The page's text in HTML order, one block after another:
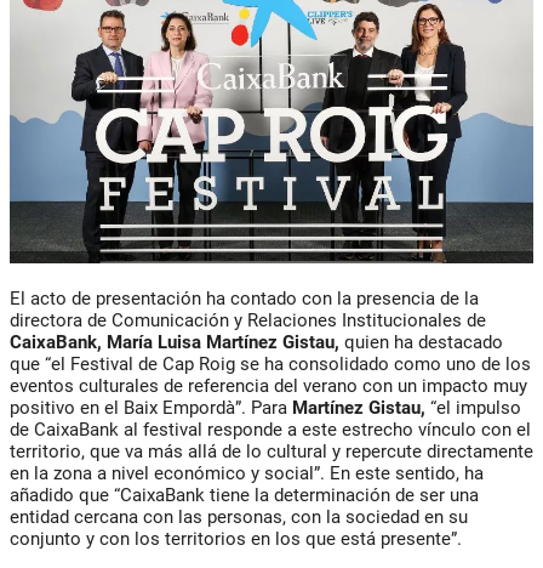
El acto de presentación ha contado con la presencia de la
directora de Comunicación y Relaciones Institucionales de
CaixaBank, María Luisa Martínez Gistau, quien ha destacado
que “el Festival de Cap Roig se ha consolidado como uno de los
eventos culturales de referencia del verano con un impacto muy
positivo en el Baix Empordà”. Para Martínez Gistau, “el impulso
de CaixaBank al festival responde a este estrecho vínculo con el
territorio, que va más allá de lo cultural y repercute directamente
en la zona a nivel económico y social”. En este sentido, ha
añadido que “CaixaBank tiene la determinación de ser una
entidad cercana con las personas, con la sociedad en su
conjunto y con los territorios en los que está presente”.